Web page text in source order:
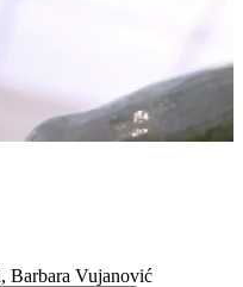
Barbara Vujanović